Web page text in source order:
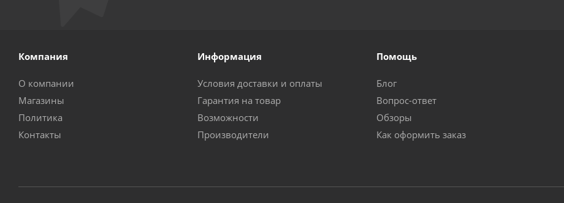
Компания
О компании
Магазины
Политика
Контакты
Информация
Условия доставки и оплаты
Гарантия на товар
Возможности
Производители
Помощь
Блог
Вопрос-ответ
Обзоры
Как оформить заказ